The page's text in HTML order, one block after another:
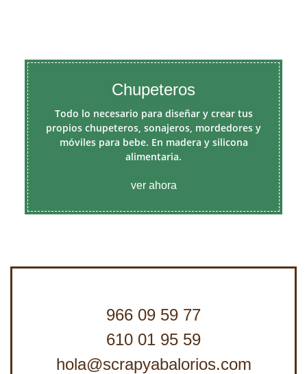
Chupeteros
Todo lo necesario para diseñar y crear tus
propios chupeteros, sonajeros, mordedores y
móviles para bebe. En madera y silicona
alimentaria.
ver ahora
966 09 59 77
610 01 95 59
hola@scrapyabalorios.com